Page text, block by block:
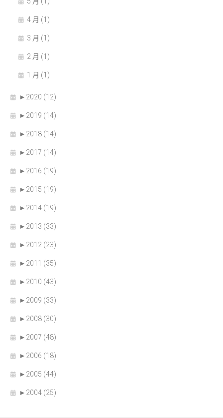
4 月 (1)
3 月 (1)
2 月 (1)
1 月 (1)
► 2020 (12)
► 2019 (14)
► 2018 (14)
► 2017 (14)
► 2016 (19)
► 2015 (19)
► 2014 (19)
► 2013 (33)
► 2012 (23)
► 2011 (35)
► 2010 (43)
► 2009 (33)
► 2008 (30)
► 2007 (48)
► 2006 (18)
► 2005 (44)
► 2004 (25)